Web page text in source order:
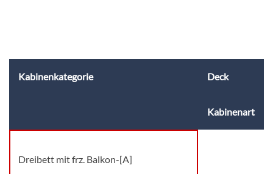
Kabinenkategorie Deck
Kabinenart
Dreibett mit frz. Balkon-[A]